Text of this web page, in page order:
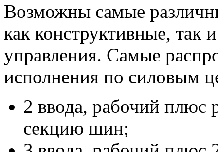
Возможны самые
как конструктивные,
управления. Самые
исполнения по силовым
2 ввода, рабочий плюс
секцию шин;